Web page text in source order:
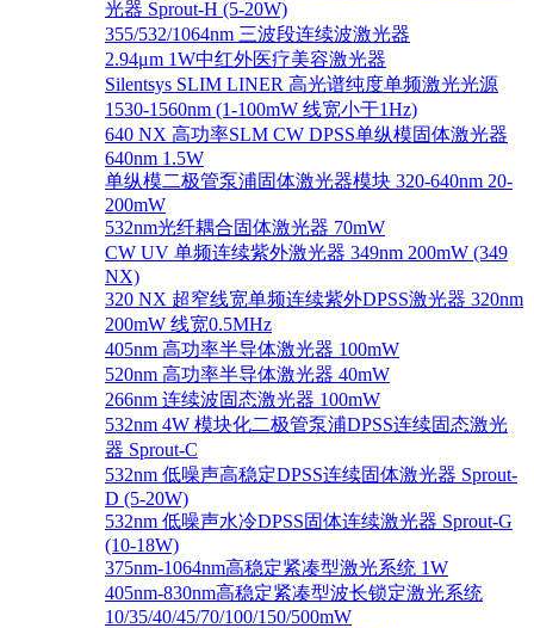
光器 Sprout-H (5-20W)
355/532/1064nm 三波段连续波激光器
2.94μm 1W中红外医疗美容激光器
Silentsys SLIM LINER 高光谱纯度单频激光光源
1530-1560nm (1-100mW 线宽小于1Hz)
640 NX 高功率SLM CW DPSS单纵模固体激光器
640nm 1.5W
单纵模二极管泵浦固体激光器模块 320-640nm 20-
200mW
532nm光纤耦合固体激光器 70mW
CW UV 单频连续紫外激光器 349nm 200mW (349
NX)
320 NX 超窄线宽单频连续紫外DPSS激光器 320nm
200mW 线宽0.5MHz
405nm 高功率半导体激光器 100mW
520nm 高功率半导体激光器 40mW
266nm 连续波固态激光器 100mW
532nm 4W 模块化二极管泵浦DPSS连续固态激光
器 Sprout-C
532nm 低噪声高稳定DPSS连续固体激光器 Sprout-
D (5-20W)
532nm 低噪声水冷DPSS固体连续激光器 Sprout-G
(10-18W)
375nm-1064nm高稳定紧凑型激光系统 1W
405nm-830nm高稳定紧凑型波长锁定激光系统
10/35/40/45/70/100/150/500mW